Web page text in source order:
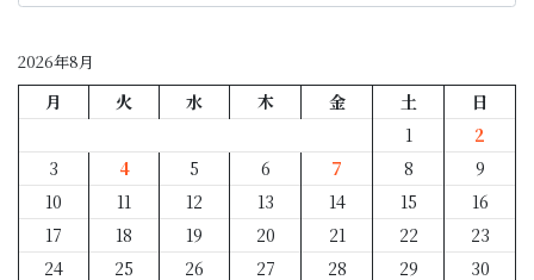
2026年8月
月 火 水 木 金 土
日
1
2
3
4 5 6 7 8
9
10
11 12 13 14 15
16
17
18 19 20 21 22
23
24
25 26 27 28 29
30